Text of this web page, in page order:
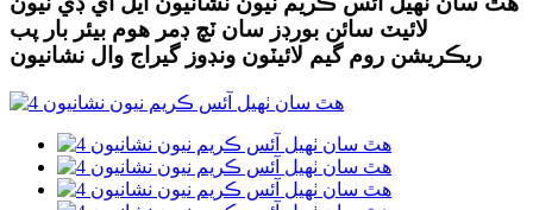
لائيٽ سائن بورڊز سان ٽچ ڊمر هوم بيئر بار پب
ريڪريشن روم گيم لائيٽون ونڊوز گيراج وال نشانيون